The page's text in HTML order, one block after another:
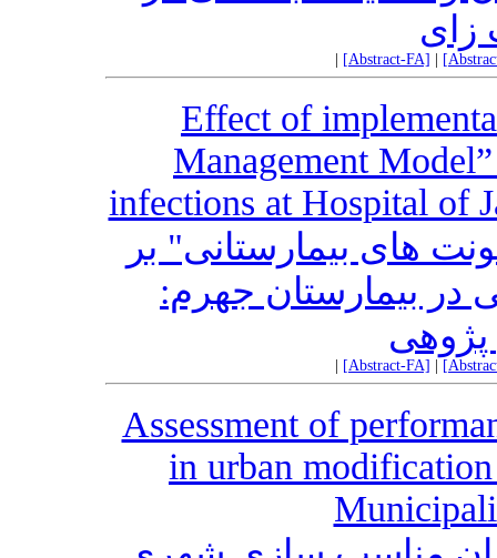
زای
[Abstract-FA]
Effect of
Management
infections at Hospital of
های بیمارستانی" بر
در بیمارستان جهرم:
پژوهی
[Abstract-FA]
Assessment of
in urban